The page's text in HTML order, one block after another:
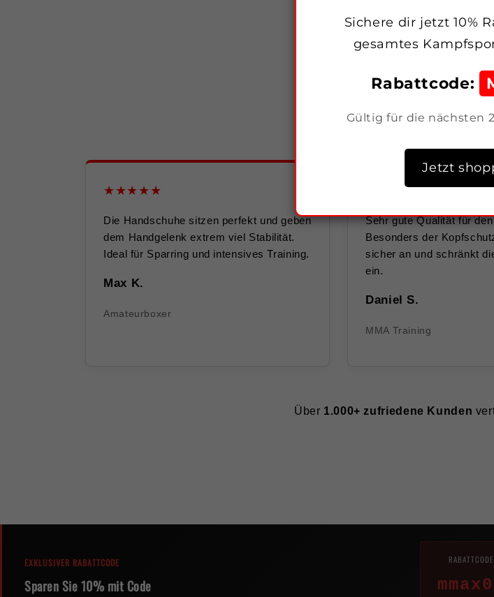
Sichere dir jetzt 10%
gesamtes
Rabattcode:
Gültig für die nächsten
Jetzt
Echtes Feedback von Athleten,
★★★★★
Die Handschuhe sitzen perfekt und geben
dem Handgelenk extrem viel Stabilität.
Ideal für Sparring und intensives Training.
Max K.
Amateurboxer
★★★★☆
Sehr gute Qualität für
Besonders der
sicher an und schränkt
ein.
Daniel S.
MMA Training
Über 1.000+ zufriedene Kunden
EXKLUSIVER RABATTCODE
Sparen Sie 10% mit Code
RABATTCODE